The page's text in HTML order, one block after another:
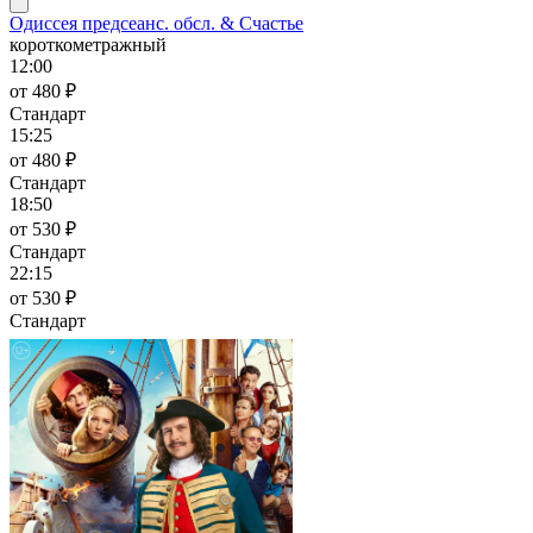
Одиссея предсеанс. обсл. & Счастье
короткометражный
12:00
от 480 ₽
Стандарт
15:25
от 480 ₽
Стандарт
18:50
от 530 ₽
Стандарт
22:15
от 530 ₽
Стандарт